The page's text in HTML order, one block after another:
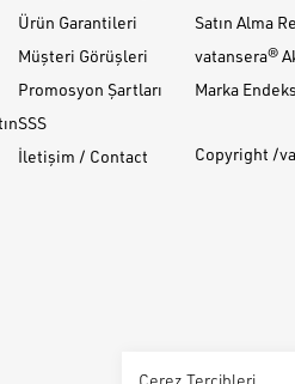
Çerez Tercihleri
Ürün Garantileri
Müşteri Görüşleri
Promosyon Şartları
SSS
İletişim / Contact
Satın Alma
vatansera®
Marka
Copyright /